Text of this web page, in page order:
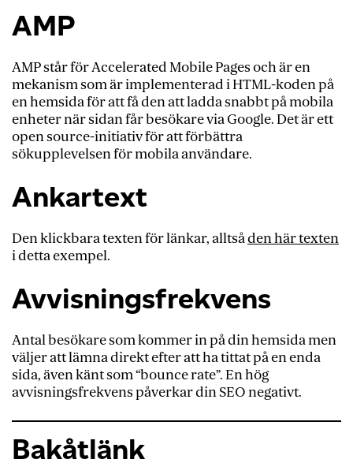
Indexering
Internlänk
Kanonisk URL
Klickfrekvens
Konvertering
Lokal SEO
Long tail-nyckelord
Länkbyggnad
Metabeskrivning
Metatitel
Noindex
Nyckelord
Nyckelordsfyllning
AMP
AMP står för Accelerated Mobile Pages och är en
mekanismsom är implementeradi HTML-koden på
en hemsida för att få den att laddasnabbt på mobila
enheter när sidan får besökarevia Google. Det är ett
open source-initiativ för att förbättra
sökupplevelsen för mobila användare.
Ankartext
Den klickbara texten för länkar, alltsåden här texten
i detta exempel.
Avvisningsfrekvens
Antal besökare som kommer in på din hemsida men
väljer att lämna direkt efter att ha tittat på en enda
sida, även känt som “bounce rate”. En hög
avvisningsfrekvens påverkar din SEO negativt.
Bakåtlänk